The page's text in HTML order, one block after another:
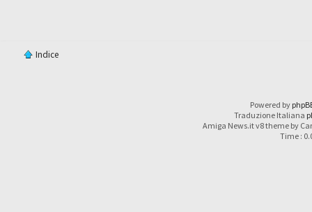
Indice
Powered by
Traduzione Italiana
Amiga News.it v8 theme by
Time :